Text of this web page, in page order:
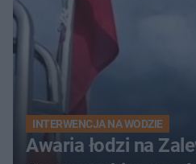
INTERWENCJA NA WODZIE
Awaria łodzi na